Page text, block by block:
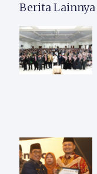
Berita Lainnya